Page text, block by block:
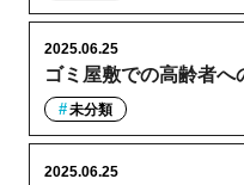
ゴミ屋敷での高齢者へ
2025.06.25
未分類
2025.06.25